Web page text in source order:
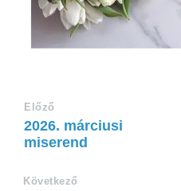
Előző
2026. márciusi
miserend
Következő